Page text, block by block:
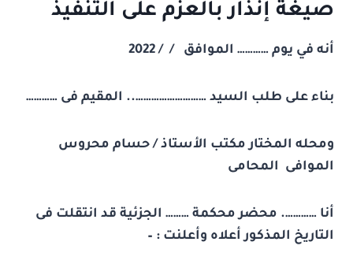
صيغة إنذار بالعزم على التنفيذ
أنه في يوم ………… الموافق / /2022
بناء على طلب السيد ……………………….. المقيم فى …………
ومحله المختار مكتب الأستاذ / حسام محروس
الموافى المحامى
أنا …………. محضر محكمة ……… الجزئية قد انتقلت فى
التاريخ المذكور أعلاه وأعلنت : –